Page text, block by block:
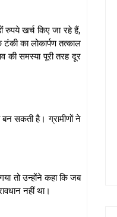
रुपये खर्च किए जा रहे हैं,
टंकी का लोकार्पण तत्काल
की समस्या पूरी तरह दूर
बन सकती है। ग्रामीणों ने
तो उन्होंने कहा कि जब
नहीं था।